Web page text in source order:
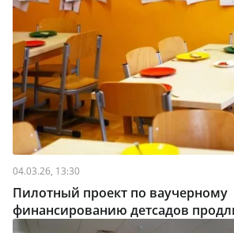
04.03.26, 13:30
Пилотный проект по ваучерному
финансированию детсадов